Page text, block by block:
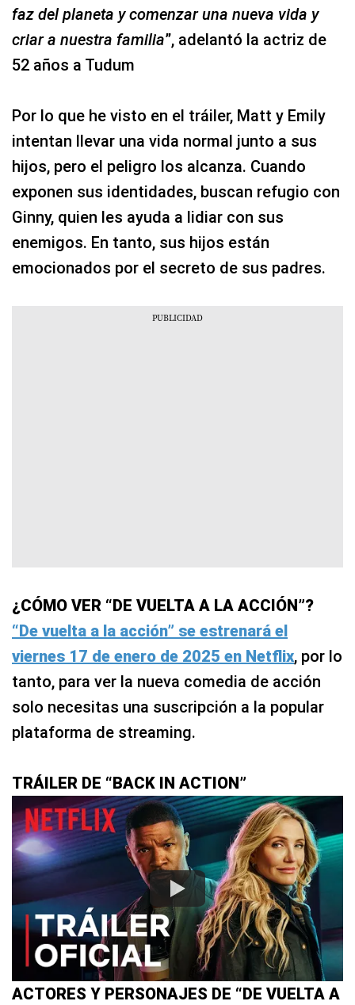
faz del planeta y comenzar una nueva vida y
criar a nuestra familia”, adelantó la actriz de
52 años a Tudum
Por lo que he visto en el tráiler, Matt y Emily
intentan llevar una vida normal junto a sus
hijos, pero el peligro los alcanza. Cuando
exponen sus identidades, buscan refugio con
Ginny, quien les ayuda a lidiar con sus
enemigos. En tanto, sus hijos están
emocionados por el secreto de sus padres.
¿CÓMO VER “DE VUELTA A LA ACCIÓN”?
“De vuelta a la acción” se estrenará el
viernes 17 de enero de 2025 en Netflix, por lo
tanto, para ver la nueva comedia de acción
solo necesitas una suscripción a la popular
plataforma de streaming.
TRÁILER DE “BACK IN ACTION”
ACTORES Y PERSONAJES DE “DE VUELTA A